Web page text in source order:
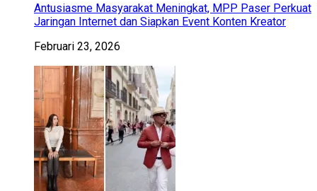
Antusiasme Masyarakat Meningkat, MPP Paser Perkuat
Jaringan Internet dan Siapkan Event Konten Kreator
Februari 23, 2026